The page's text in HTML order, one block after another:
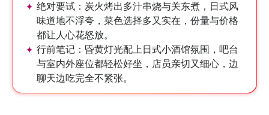
绝对要试： 炭火烤出多汁串烧与关东煮，日式风
味道地不浮夸，菜色选择多又实在，份量与价格
都让人心花怒放。
行前笔记： 昏黄灯光配上日式小酒馆氛围，吧台
与室内外座位都轻松好坐，店员亲切又细心，边
聊天边吃完全不紧张。